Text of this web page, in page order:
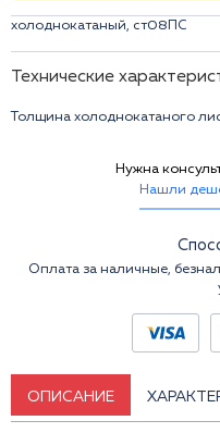
холоднокатаный, ст08ПС
Технические
Толщина холоднокатаного
Нужна
Нашли
Оплата за наличные,
ОПИСАНИЕ